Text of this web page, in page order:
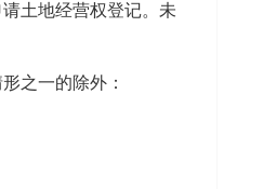
土地经营权登记。未
之一的除外：